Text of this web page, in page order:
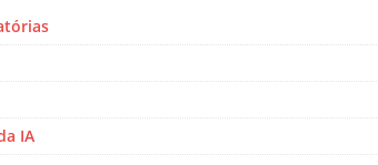
IA